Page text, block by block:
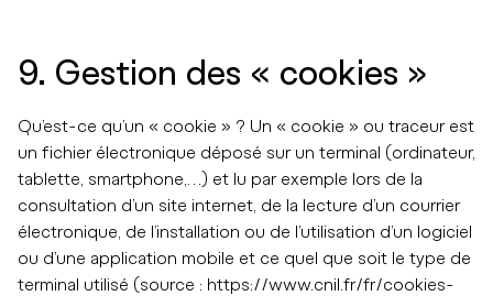
9. Gestion des « cookies »
Qu’est-ce qu’un « cookie » ? Un « cookie » ou traceur est
un fichier électronique déposé sur un terminal (ordinateur,
tablette, smartphone,…) et lu par exemple lors de la
consultation d’un site internet, de la lecture d’un courrier
électronique, de l’installation ou de l’utilisation d’un logiciel
ou d’une application mobile et ce quel que soit le type de
terminal utilisé (source : https://www.cnil.fr/fr/cookies-